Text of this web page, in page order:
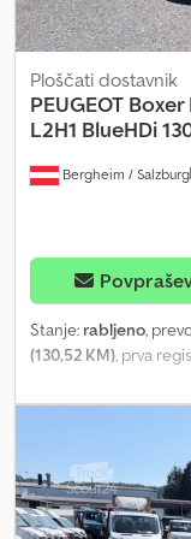
Bergheim / Salzburg
Ploščati dostavnik
PEUGEOT Boxer
L2H1 BlueHDi
Stanje: rabljeno,
(130,52 KM), prva
razred:Euro 6, število
ABS, centralno
,
EURO 6 Notranja
tovorni kombi
dolgim medosjem.